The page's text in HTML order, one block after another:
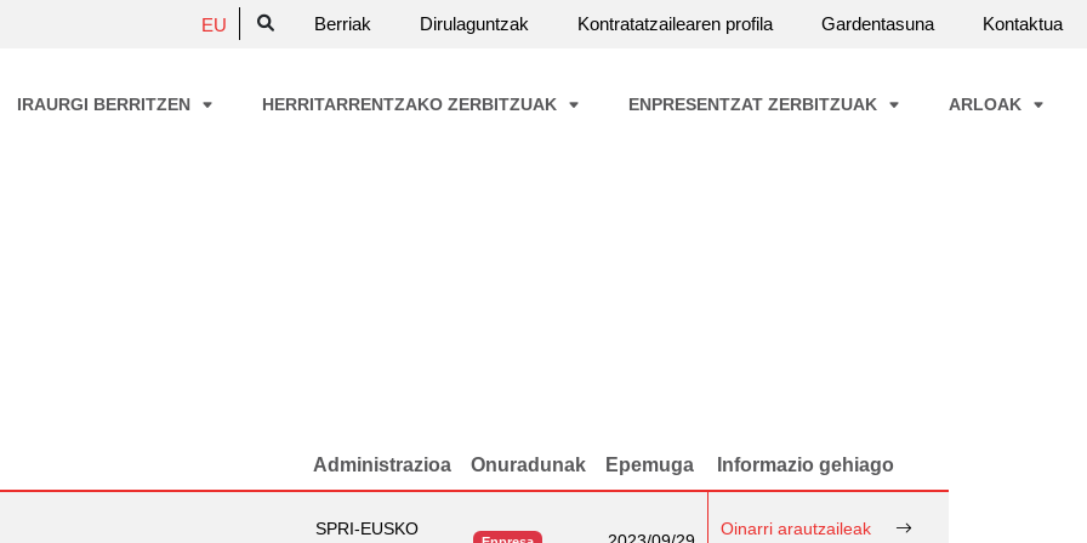
EU Berriak Dirulaguntzak Kontratatzailearen profila Gardentasuna Kontaktua
IRAURGI BERRITZEN HERRITARRENTZAKO ZERBITZUAK ENPRESENTZAT ZERBITZUAK ARLOAK
Administrazioa Onuradunak Epemuga Informazio gehiago
SPRI-EUSKO
Oinarri arautzaileak